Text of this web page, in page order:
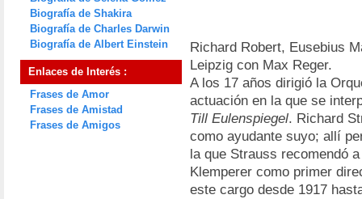
Biografía de Shakira
Biografía de Charles Darwin
Biografía de Albert Einstein
Enlaces de Interés :
Frases de Amor
Frases de Amistad
Frases de Amigos
Richard Robert, Eusebius
Leipzig con Max Reger.
A los 17 años dirigió la
actuación en la que se
Till Eulenspiegel. Richard
como ayudante suyo; allí
la que Strauss recomendó
Klemperer como primer
este cargo desde 1917